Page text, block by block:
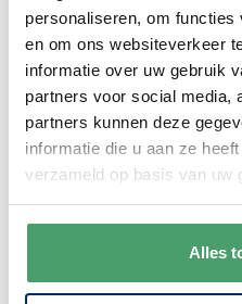
personaliseren, om
en om ons websiteverkeer
informatie over uw gebruik
partners voor social media,
partners kunnen deze
informatie die u aan ze
verzameld op basis van uw
Alles
papier. Vanaf € 55,-
ook nog eens
Goede
We krijgen een